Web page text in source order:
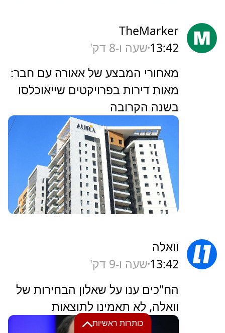
כותרות ראשיות
TheMarker
13:42 שעה ו-8 דק'
‏מאחורי המבצע של אאורה עם חבר:
מאות דירות בפרויקטים שייאוכלסו
בשנה הקרובה
וואלה
13:42 שעה ו-9 דק'
הח"כים ענו על שאלון הבחירות של
וואלה, לא תאמינו לתוצאות